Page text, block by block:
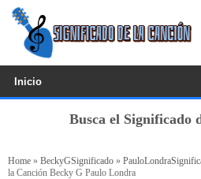
Busca el Significado
Home » BeckyGSignificado »
la Canción Becky G Paulo Londra